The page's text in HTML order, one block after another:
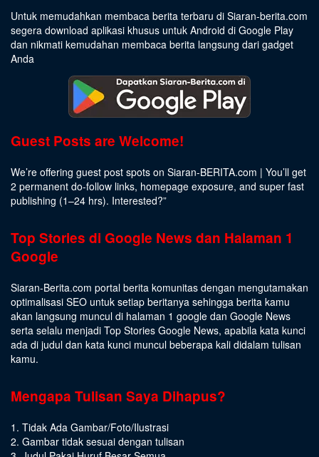
Untuk memudahkan membaca berita terbaru di Siaran-berita.com
segera download aplikasi khusus untuk Android di Google Play
dan nikmati kemudahan membaca berita langsung dari gadget
Anda
Guest Posts are Welcome!
We’re offering guest post spots on Siaran-BERITA.com | You’ll get
2 permanent do-follow links, homepage exposure, and super fast
publishing (1–24 hrs). Interested?”
Top Stories di Google News dan Halaman 1
Google
Siaran-Berita.com portal berita komunitas dengan mengutamakan
optimalisasi SEO untuk setiap beritanya sehingga berita kamu
akan langsung muncul di halaman 1 google dan Google News
serta selalu menjadi Top Stories Google News, apabila kata kunci
ada di judul dan kata kunci muncul beberapa kali didalam tulisan
kamu.
Mengapa Tulisan Saya Dihapus?
1. Tidak Ada Gambar/Foto/Ilustrasi
2. Gambar tidak sesuai dengan tulisan